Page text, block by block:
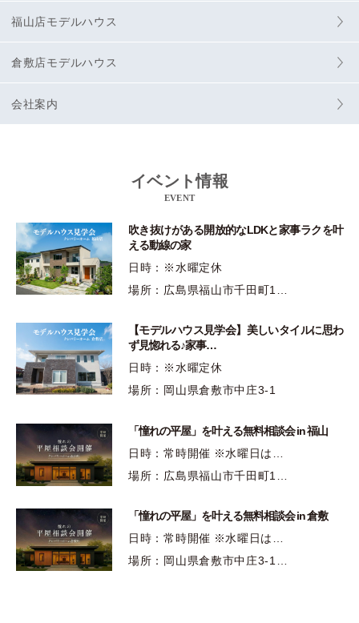
福山店モデルハウス
倉敷店モデルハウス
会社案内
イベント情報
EVENT
吹き抜けがある開放的なLDKと家事ラクを叶
える動線の家
日時：※水曜定休
場所：広島県福山市千田町1…
【モデルハウス見学会】美しいタイルに思わ
ず見惚れる♪家事…
日時：※水曜定休
場所：岡山県倉敷市中庄3-1
「憧れの平屋」を叶える無料相談会 in 福山
日時：常時開催 ※水曜日は…
場所：広島県福山市千田町1…
「憧れの平屋」を叶える無料相談会 in 倉敷
日時：常時開催 ※水曜日は…
場所：岡山県倉敷市中庄3-1…